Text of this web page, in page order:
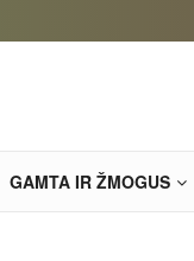
GAMTA IR ŽMOGUS